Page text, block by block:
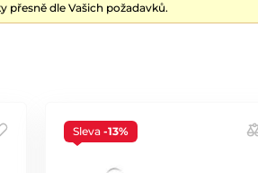
přesně dle Vašich požadavků.
Sleva -13%